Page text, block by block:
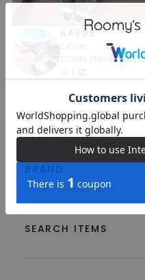
KAEDE
DOUBLENAME梅田エ
SEARCH ITEMS